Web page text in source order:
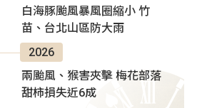
白海豚颱風暴風圈縮小 竹
苗、台北山區防大雨
2026
兩颱風、猴害夾擊 梅花部落
甜柿損失近6成